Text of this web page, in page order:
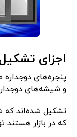
اجزای
و شیشه‌های
تشکیل شده‌اند که
که در بازار هستند